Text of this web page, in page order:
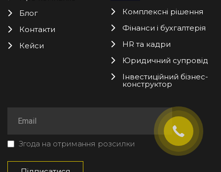
Блог
Контакти
Кейси
Комплексні рішення
Фінанси і бухгалтерія
HR та кадри
Юридичний супровід
Інвестиційний бізнес-
конструктор
Згода на отримання розсилки